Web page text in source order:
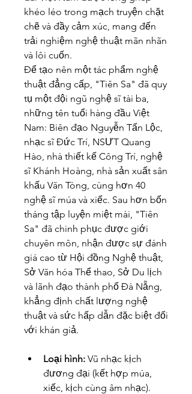
khéo léo trong mạch truyện chặt
chẽ và đầy cảm xúc, mang đến
trải nghiệm nghệ thuật mãn nhãn
và lôi cuốn.
Để tạo nên một tác phẩm nghệ
thuật đẳng cấp, "Tiên Sa" đã quy
tụ một đội ngũ nghệ sĩ tài ba,
những tên tuổi hàng đầu Việt
Nam: Biên đạo Nguyễn Tấn Lộc,
nhạc sĩ Đức Trí, NSƯT Quang
Hào, nhà thiết kế Công Trí, nghệ
sĩ Khánh Hoàng, nhà sản xuất sân
khấu Văn Tòng, cùng hơn 40
nghệ sĩ múa và xiếc. Sau hơn bốn
tháng tập luyện miệt mài, "Tiên
Sa" đã chinh phục được giới
chuyên môn, nhận được sự đánh
giá cao từ Hội đồng Nghệ thuật,
Sở Văn hóa Thể thao, Sở Du lịch
và lãnh đạo thành phố Đà Nẵng,
khẳng định chất lượng nghệ
thuật và sức hấp dẫn đặc biệt đối
với khán giả.
Loại hình: Vũ nhạc kịch
đương đại (kết hợp múa,
xiếc, kịch cùng âm nhạc).